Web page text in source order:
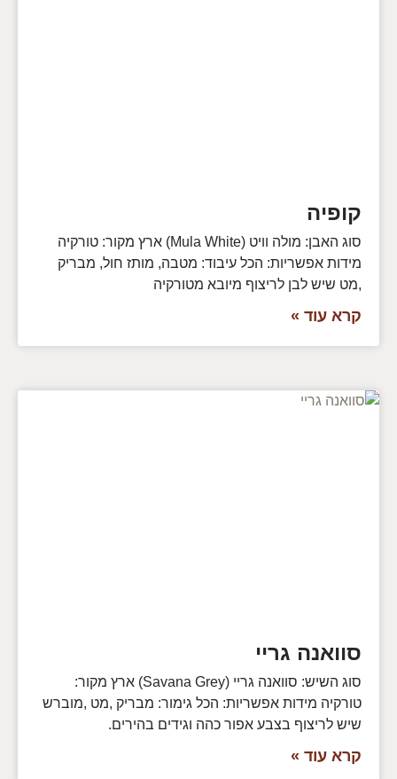
קופיה
סוג האבן: מולה וויט (Mula White) ארץ מקור: טורקיה
מידות אפשריות: הכל עיבוד: מטבה, מותז חול, מבריק
,מט שיש לבן לריצוף מיובא מטורקיה
קרא עוד »
סוואנה גריי
סוג השיש: סוואנה גריי (Savana Grey) ארץ מקור:
טורקיה מידות אפשריות: הכל גימור: מבריק ,מט ,מוברש
שיש לריצוף בצבע אפור כהה וגידים בהירים.
קרא עוד »